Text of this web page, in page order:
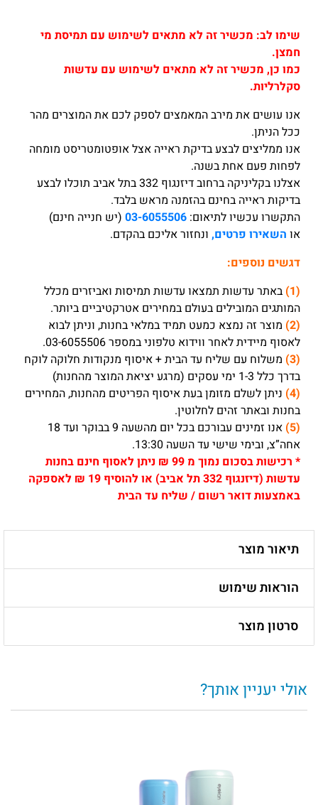
שימו לב: מכשיר זה לא מתאים לשימוש עם תמיסת מי
חמצן.
כמו כן, מכשיר זה לא מתאים לשימוש עם עדשות
סקלרליות.
אנו עושים את מירב המאמצים לספק לכם את המוצרים מהר
ככל הניתן.
אנו ממליצים לבצע בדיקת ראייה אצל אופטומטריסט מומחה
לפחות פעם אחת בשנה.
אצלנו בקליניקה ברחוב דיזנגוף 332 בתל אביב תוכלו לבצע
בדיקות ראייה בחינם בהזמנה מראש בלבד.
התקשרו עכשיו לתיאום: 03-6055506 (יש חנייה חינם)
או השאירו פרטים, ונחזור אליכם בהקדם.
דגשים נוספים:
(1)
באתר עדשות תמצאו עדשות תמיסות ואביזרים מכלל
המותגים המובילים בעולם במחירים אטרקטיביים ביותר.
(2)
מוצר זה נמצא כמעט תמיד במלאי בחנות, וניתן לבוא
לאסוף מיידית לאחר ווידוא טלפוני במספר 03-6055506.
(3)
משלוח עם שליח עד הבית + איסוף מנקודות חלוקה לוקח
בדרך כלל 1-3 ימי עסקים (מרגע יציאת המוצר מהחנות)
(4)
ניתן לשלם מזומן בעת איסוף הפריטים מהחנות, המחירים
בחנות ובאתר זהים לחלוטין.
(5)
אנו זמינים עבורכם בכל יום מהשעה 9 בבוקר ועד 18
אחה”צ, ובימי שישי עד השעה 13:30.
*
רכישות בסכום נמוך מ 99 ₪ ניתן לאסוף חינם בחנות
עדשות (דיזנגוף 332 תל אביב) או להוסיף 19 ₪ לאספקה
באמצעות דואר רשום / שליח עד הבית
תיאור מוצר
הוראות שימוש
סרטון מוצר
אולי יעניין אותך?